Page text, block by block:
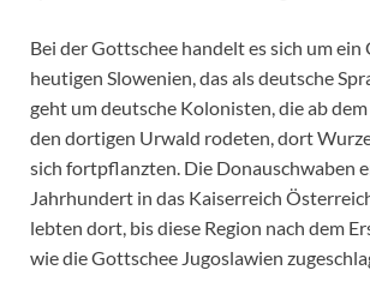
Bei der Gottschee handelt es sich um ein
heutigen Slowenien, das als deutsche
geht um deutsche Kolonisten, die ab
den dortigen Urwald rodeten, dort
sich fortpflanzten. Die Donauschwaben
Jahrhundert in das Kaiserreich
lebten dort, bis diese Region nach dem
wie die Gottschee Jugoslawien